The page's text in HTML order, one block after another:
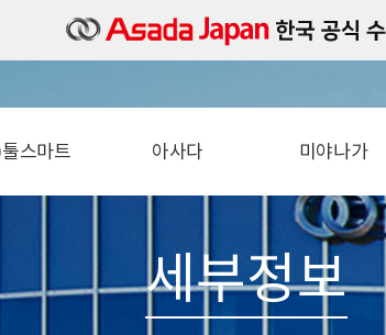
스마트 아사다
볼트머신
파이프머신
동벤다
미야나가
타일세트
타일카타
타일바디
타일샹크
아쿠아슛
세부정보